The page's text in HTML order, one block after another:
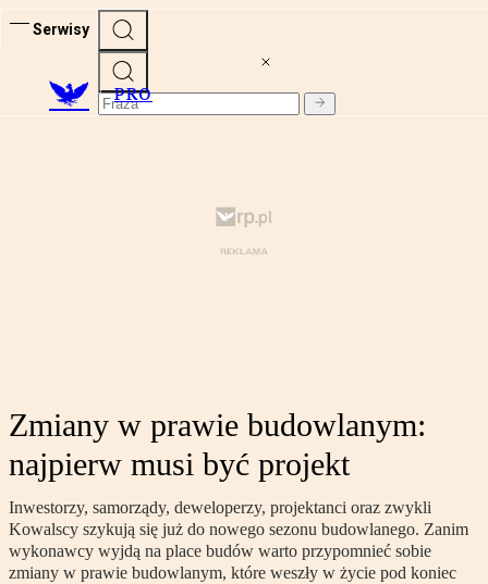
Serwisy
PRO
Zmiany w prawie budowlanym:
najpierw musi być projekt
Inwestorzy, samorządy, deweloperzy, projektanci oraz zwykli
Kowalscy szykują się już do nowego sezonu budowlanego. Zanim
wykonawcy wyjdą na place budów warto przypomnieć sobie
zmiany w prawie budowlanym, które weszły w życie pod koniec